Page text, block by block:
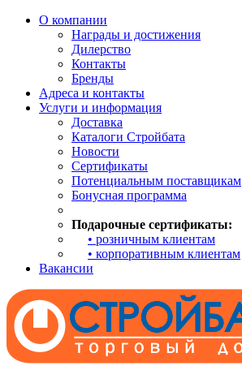
О компании
Награды и достижения
Дилерство
Контакты
Бренды
Адреса и контакты
Услуги и информация
Доставка
Каталоги Стройбата
Новости
Сертификаты
Потенциальным поставщикам
Бонусная программа
Подарочные сертификаты:
• розничным клиентам
• корпоративным клиентам
Вакансии